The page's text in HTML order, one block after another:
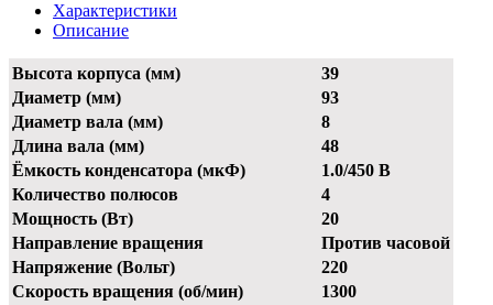
Характеристики
Описание
Высота корпуса (мм)
39
Диаметр (мм)
93
Диаметр вала (мм)
8
Длина вала (мм)
48
Ёмкость конденсатора (мкФ)
1.0/450 В
Количество полюсов
4
Мощность (Вт)
20
Направление вращения
Против часовой
Напряжение (Вольт)
220
Скорость вращения (об/мин)
1300